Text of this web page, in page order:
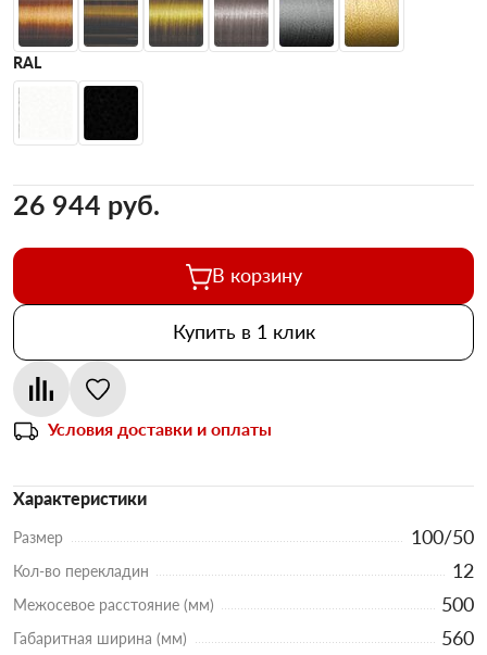
RAL
26 944 pуб.
В корзину
Купить в 1 клик
Условия доставки и оплаты
Характеристики
Размер 100/50
Кол-во перекладин 12
Межосевое расстояние (мм) 500
Габаритная ширина (мм) 560